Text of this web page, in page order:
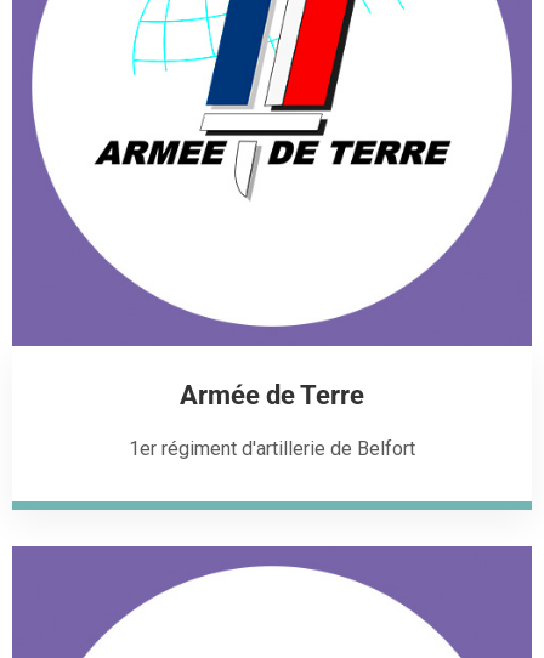
Armée de Terre
1er régiment d'artillerie de Belfort